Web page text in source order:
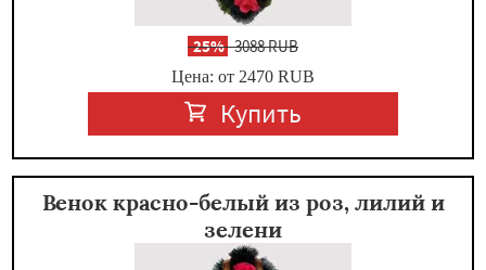
-25%3088 RUB
Цена: от 2470 RUB
Купить
Венок красно-белый из роз, лилий и
зелени